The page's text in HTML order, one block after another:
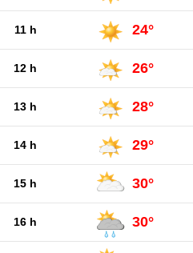
11 h 24°
12 h 26°
13 h 28°
14 h 29°
15 h 30°
16 h 30°